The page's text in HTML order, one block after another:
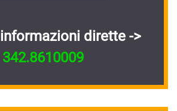
dirette ->
342.8610009